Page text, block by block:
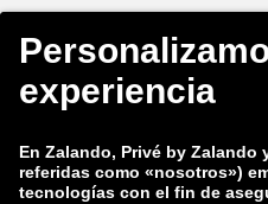
zalando-lounge.fi
zalando-lounge.co.uk
zalando-prive.es
zalando-lounge.lt